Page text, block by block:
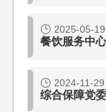
2025-05-19
2024-11-29